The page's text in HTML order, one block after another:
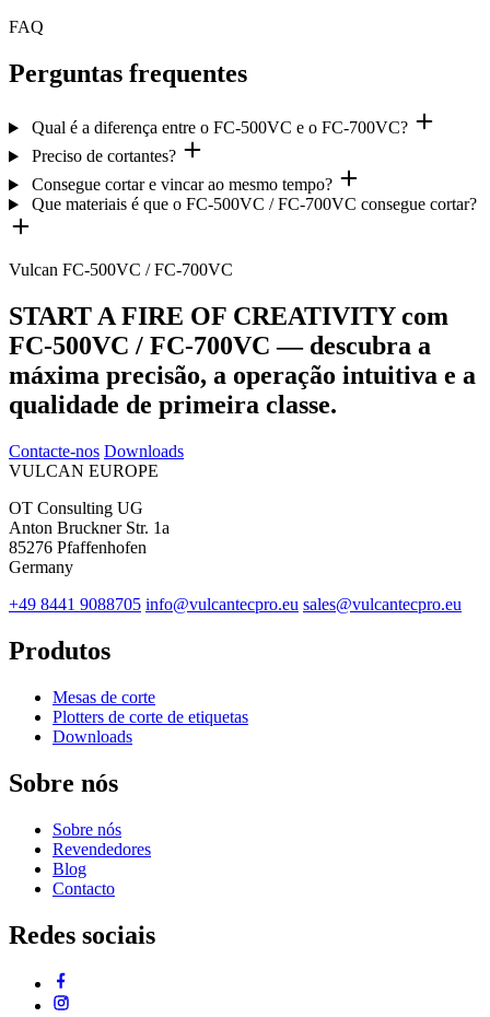
FAQ
Perguntas frequentes
Qual é a diferença entre o FC-500VC e o FC-700VC?
Preciso de cortantes?
Consegue cortar e vincar ao mesmo tempo?
Que materiais é que o FC-500VC / FC-700VC consegue cortar?
Vulcan FC-500VC / FC-700VC
START A FIRE OF CREATIVITY com
FC-500VC / FC-700VC — descubra a
máxima precisão, a operação intuitiva e a
qualidade de primeira classe.
Contacte-nos Downloads
VULCAN EUROPE
OT Consulting UG
Anton Bruckner Str. 1a
85276 Pfaffenhofen
Germany
+49 8441 9088705 info@vulcantecpro.eu sales@vulcantecpro.eu
Produtos
Mesas de corte
Plotters de corte de etiquetas
Downloads
Sobre nós
Sobre nós
Revendedores
Blog
Contacto
Redes sociais